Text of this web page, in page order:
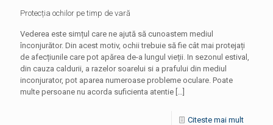
Protecția ochilor pe timp de vară
Vederea este simțul care ne ajută să cunoastem mediul
înconjurător. Din acest motiv, ochii trebuie să fie cât mai protejați
de afecțiunile care pot apărea de-a lungul vieții. In sezonul estival,
din cauza caldurii, a razelor soarelui si a prafului din mediul
inconjurator, pot aparea numeroase probleme oculare. Poate
multe persoane nu acorda suficienta atentie
Citeste mai mult